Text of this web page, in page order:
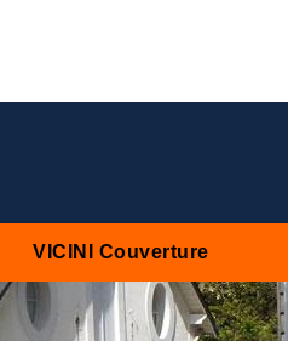
VICINI Couverture